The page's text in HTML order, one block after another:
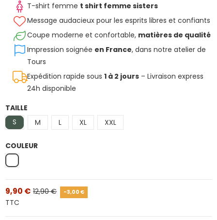
T-shirt femme t shirt femme sisters
Message audacieux pour les esprits libres et confiants
Coupe moderne et confortable, matières de qualité
Impression soignée en France, dans notre atelier de
Tours
Expédition rapide sous 1 à 2 jours– Livraison express
24h disponible
TAILLE
S
M L XL XXL
COULEUR
Blanc
9,90 € 12,90 € -3,00 €
TTC